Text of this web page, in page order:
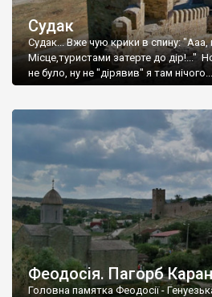
Судак
Судак... Вже чую крики в спину:
Місце,туристами затерте до дір!..."
не було, ну не "дірявив" я там
Феодосія. Пагорб
Головна памятка Феодосії -